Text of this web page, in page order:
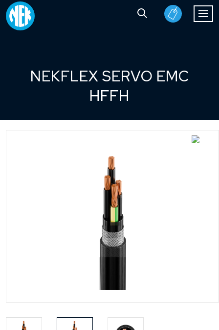
NEKFLEX SERVO EMC
HFFH